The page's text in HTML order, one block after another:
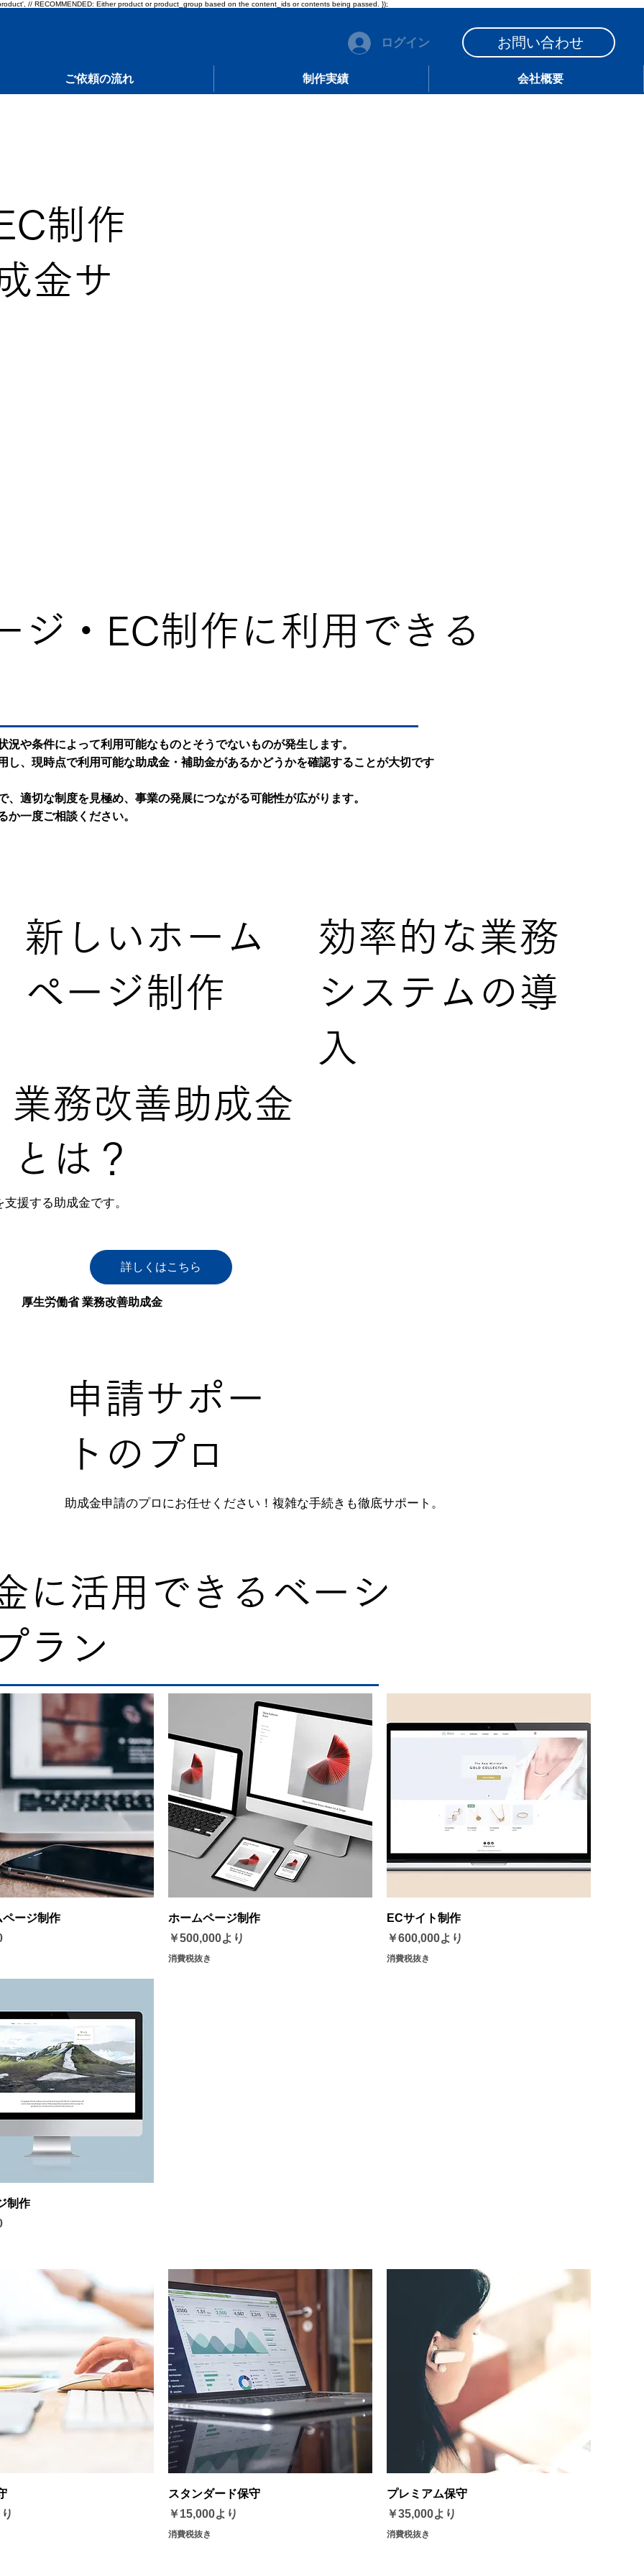
// RECOMMENDED: Either product or product_group based on the content_ids or contents being passed. });
ご依頼の流れ 制作実績 会社概要
ログイン お問い合わせ
制作
金サ
ジ・EC制作に利用できる
や条件によって利用可能なものとそうでないものが発生します。
し、現時点で利用可能な助成金・補助金があるかどうかを確認することが大切です
適切な制度を見極め、事業の発展につながる可能性が広がります。
一度ご相談ください。
業務改善助成金
とは？
援する助成金です。
新しいホーム
ページ制作
効率的な業務
システムの導
入
詳しくはこちら
厚生労働省 業務改善助成金
申請サポー
トのプロ
助成金申請のプロにお任せください！複雑な手続きも徹底サポート。
に活用できるベーシ
ラン
クイックビュー
ージ制作
クイックビュー
ホームページ制作
￥500,000より
セール価格
消費税抜き
クイックビュー
ECサイト制作
￥600,000より
セール価格
消費税抜き
クイックビュー
制作
クイックビュー
スタンダード保守
￥15,000より
セール価格
消費税抜き
クイックビュー
プレミアム保守
￥35,000より
セール価格
消費税抜き